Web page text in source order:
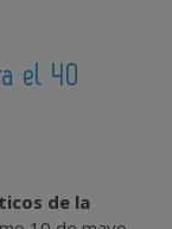
el 40
de la